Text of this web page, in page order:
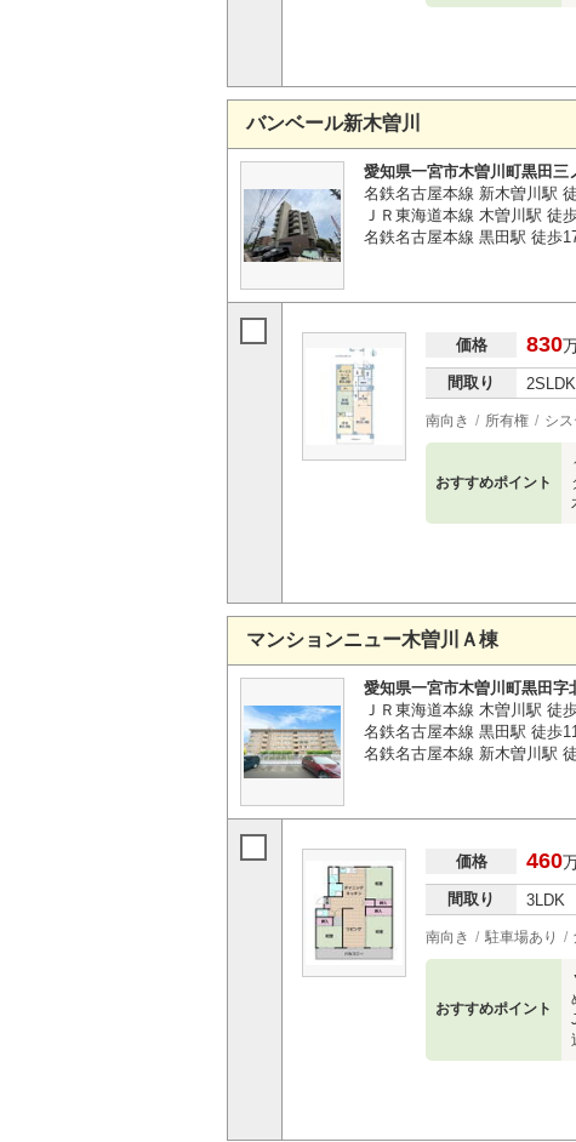
バンベール新木曽川
愛知県一宮市木曽川町黒田三
名鉄名古屋本線 新木曽川駅
ＪＲ東海道本線 木曽川駅 徒
名鉄名古屋本線 黒田駅 徒歩
価格 830
間取り 2SLDK
南向き 所有権 シ
おすすめポイント
マンションニュー木曽川Ａ棟
愛知県一宮市木曽川町黒田字
ＪＲ東海道本線 木曽川駅 徒
名鉄名古屋本線 黒田駅 徒歩
名鉄名古屋本線 新木曽川駅
価格 460
間取り 3LDK
南向き 駐車場あり
おすすめポイント